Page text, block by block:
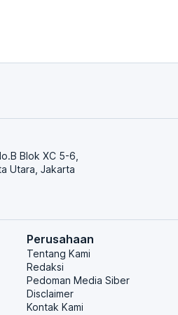
Blok XC 5-6,
Utara, Jakarta
Perusahaan
Tentang Kami
Redaksi
Pedoman Media Siber
Disclaimer
Kontak Kami